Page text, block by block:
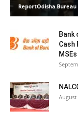
ReportOdisha Bureau
Bank
Cash
MSEs
August